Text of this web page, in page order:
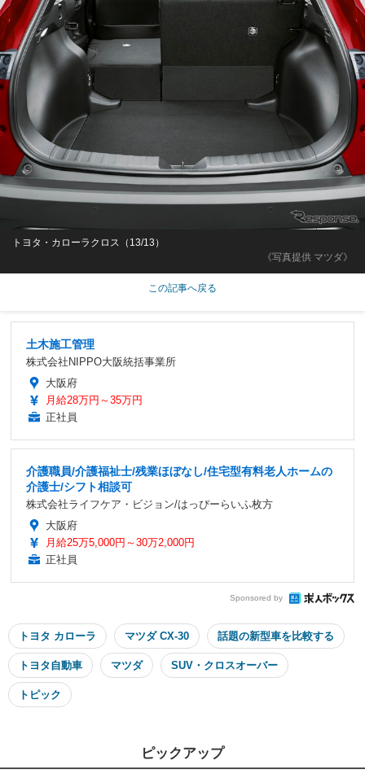
《写真提供 マツダ》
トヨタ・カローラクロス（13/13）
この記事へ戻る
土木施工管理
株式会社NIPPO大阪統括事業所
大阪府
月給28万円～35万円
正社員
介護職員/介護福祉士/残業ほぼなし/住宅型有料老人ホームの
介護士/シフト相談可
株式会社ライフケア・ビジョン/はっぴーらいふ枚方
大阪府
月給25万5,000円～30万2,000円
正社員
Sponsored by
トヨタ カローラ マツダ CX-30 話題の新型車を比較する
トヨタ自動車 マツダ SUV・クロスオーバー
トピック
ピックアップ